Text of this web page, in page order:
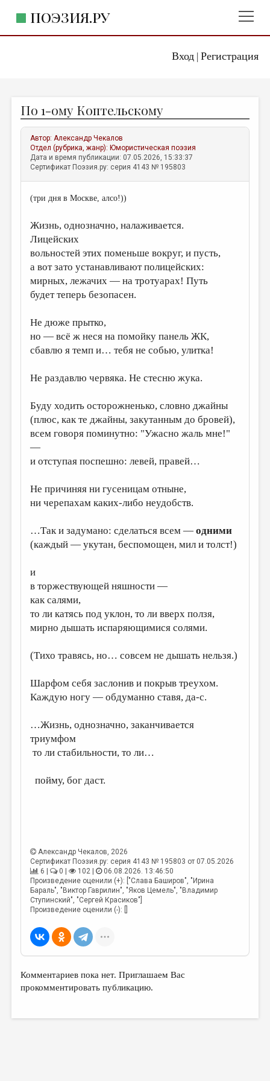
Вход| Регистрация
ПОЭЗИЯ.РУ
ЖАНРЫ
АВТОРЫ
КОММЕНТАРИИ
ЛИТСАЛОН
НОВОСТИ
ПРАВИЛА САЙТА
ОТДЕЛЫ И РУБРИКИ
ИЗБРАННОЕ
ДАЙДЖЕСТ
ПЕРЕВОДЫ
КОНКУРСЫ
ДЕТСКАЯ КОМНАТА
ОБЗОР ЛИТЕРАТУРЫ
СТРАНИЦЫ ПАМЯТИ
ОБЪЯВЛЕНИЯ
РЕДКОЛЛЕГИЯ
МАЛАЯ ПРОЗА
ЛИТЕРАТУРОВЕДЕНИЕ
КУЛЬТУРОВЕДЕНИЕ
ПУБЛИЦИСТИКА
РЕЦЕНЗИРОВАНИЕ
ТРЕДИАКОВСКИЙ
ВКОНТАКТЕ
По 1-ому Коптельскому
Автор:Александр Чекалов
Отдел (рубрика, жанр): Юмористическая поэзия
Дата и время публикации: 07.05.2026, 15:33:37
Сертификат Поэзия.ру: серия 4143 № 195803
(три дня в Москве, алсо!))
Жизнь, однозначно, налаживается.
Лицейских
вольностей этих поменьше вокруг, и пусть,
а вот зато устанавливают полицейских:
мирных, лежачих — на тротуарах! Путь
будет теперь безопасен.
Не дюже прытко,
но — всё ж неся на помойку панель ЖК,
сбавлю я темп и… тебя не собью, улитка!
Не раздавлю червяка. Не стесню жука.
Буду ходить осторожненько, словно джайны
(плюс, как те джайны, закутанным до бровей),
всем говоря поминутно: "Ужасно жаль мне!"
—
и отступая поспешно: левей, правей…
Не причиняя ни гусеницам отныне,
ни черепахам каких-либо неудобств.
…Так и задумано: сделаться всем —одними
(каждый — укутан, беспомощен, мил и толст!)
и
в торжествующей няшности —
как салями,
то ли катясь под уклон, то ли вверх ползя,
мирно дышать испаряющимися солями.
(Тихо травясь, но… совсем не дышать нельзя.)
Шарфом себя заслонив и покрыв треухом.
Каждую ногу — обдуманно ставя, да-с.
…Жизнь, однозначно, заканчивается
триумфом
то ли стабильности, то ли…
пойму, бог даст.
Александр Чекалов, 2026
Сертификат Поэзия.ру: серия 4143 № 195803 от 07.05.2026
6 |
0 | 102 |
06.08.2026. 13:46:50
Произведение оценили (+): ["Слава Баширов", "Ирина
Бараль", "Виктор Гаврилин", "Яков Цемель", "Владимир
Ступинский", "Сергей Красиков"]
Произведение оценили (-): []
Комментариев пока нет. Приглашаем Вас
прокомментировать публикацию.